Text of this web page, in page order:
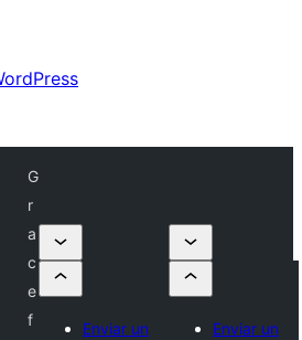
G
r
a
c
e
f
Enviar un
Enviar un